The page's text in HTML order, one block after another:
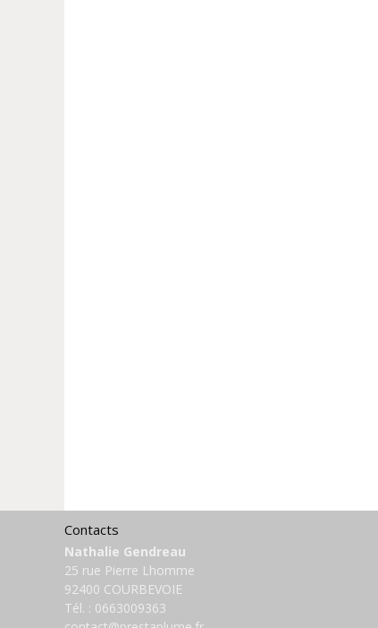
Contacts
Nathalie Gendreau
25 rue Pierre Lhomme
92400 COURBEVOIE
Tél. : 0663009363